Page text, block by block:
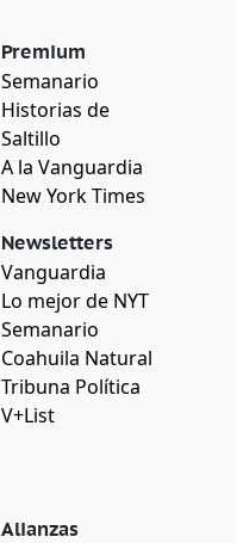
Premium
Semanario
Historias de
Saltillo
A la Vanguardia
New York Times
Newsletters
Vanguardia
Lo mejor de NYT
Semanario
Coahuila Natural
Tribuna Política
V+List
Alianzas